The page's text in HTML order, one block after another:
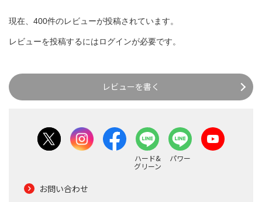
現在、400件のレビューが投稿されています。
レビューを投稿するにはログインが必要です。
レビューを書く
ハード&
グリーン
パワー
お問い合わせ